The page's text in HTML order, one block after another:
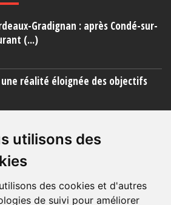
utilisons des
des cookies et d'autres
de suivi pour améliorer
Gradignan : après Condé-sur-
(...)
une réalité éloignée des objectifs
une porcherie totale »